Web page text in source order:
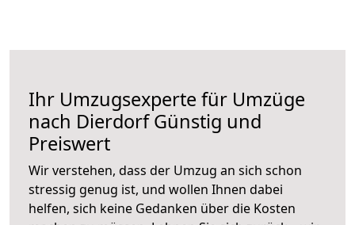
Ihr Umzugsexperte für Umzüge
nach DierdorfGünstig und
Preiswert
Wir verstehen, dass der Umzug an sich schon
stressig genug ist, und wollen Ihnen dabei
helfen, sich keine Gedanken über die Kosten